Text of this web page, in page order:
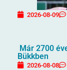
2026-08-09
Már 2700
Bükkben
2026-08-08